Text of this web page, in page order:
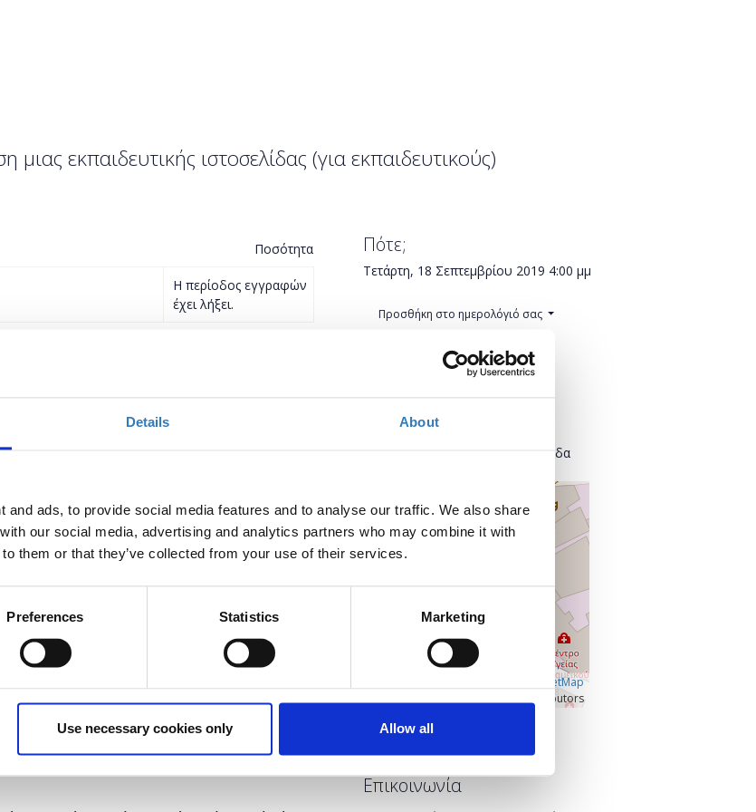
Details About
and ads, to provide social media features and to analyse our traffic. We also share
our social media, advertising and analytics partners who may combine it with
them or that they’ve collected from your use of their services.
Preferences Statistics Marketing
Use necessary cookies only Allow all
μιας εκπαιδευτικής ιστοσελίδας (για εκπαιδευτικούς)
Ποσότητα
Η περίοδος εγγραφών
έχει λήξει.
και Β/θμιας Εκπαίδευσης (Δημόσιας και
με ψηφιακά εργαλεία τα οποία προωθούν και
Οι συμμετέχοντες θα μάθουν πως μπορούν να
ή ένα ιστολόγιο επιτυχώς. Σκοπός
με την χρήση διαχείρισης περιεχομένου
σε ένα ιστολόγιο όλες οι απαραίτητες
ασκήσεις που θα πρέπει να επιλυθούν και
μάθημα, για την πιο άμεση και επιτυχημένη
υλοποιείται το πρόγραμμαStart
Microsoftκαι ησυμμετοχή για το κοινό
Πότε;
Τετάρτη, 18 Σεπτεμβρίου 2019 4:00 μμ
Προσθήκη στο ημερολόγιό σας
Λέλα Καραγιάννη
Λέλας Καραγιάννη 1
Κεντρικός Τομέας Αθηνών, Ελλάδα
–
OpenStreetMap
contributors
Προβολή μεγαλύτερου χάρτη
Επικοινωνία